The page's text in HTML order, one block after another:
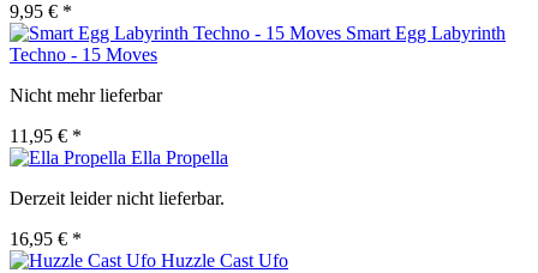
9,95 € *
Smart Egg Labyrinth
Techno - 15 Moves
Nicht mehr lieferbar
11,95 € *
Ella Propella
Derzeit leider nicht lieferbar.
16,95 € *
Huzzle Cast Ufo